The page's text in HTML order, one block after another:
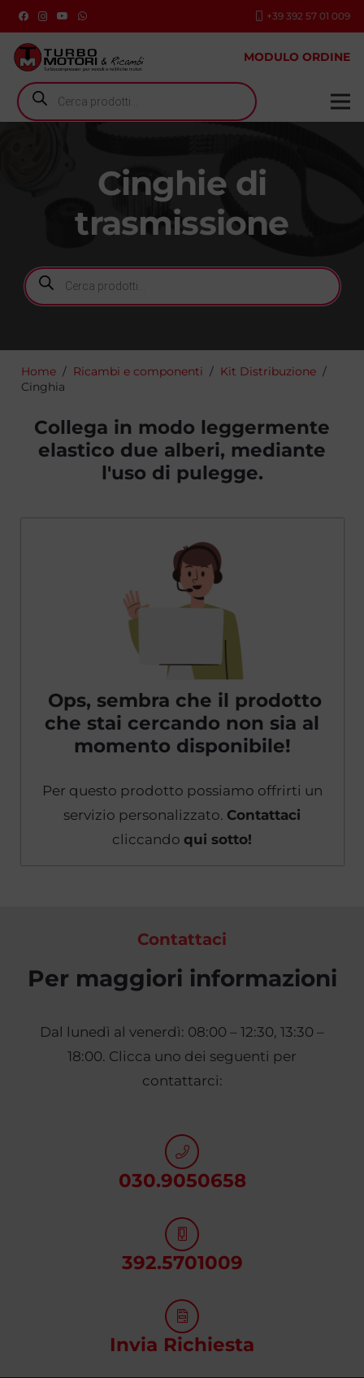
+39 392 57 01 009
MODULO ORDINE
Ricerca
prodotti
Cinghie di
trasmissione
Ricerca
prodotti
Home / Ricambi e componenti / Kit Distribuzione /
Cinghia
Collega in modo leggermente
elastico due alberi, mediante
l'uso di pulegge.
Ops, sembra che il prodotto
che stai cercando non sia al
momento disponibile!
Per questo prodotto possiamo offrirti un
servizio personalizzato. Contattaci
cliccando qui sotto!
Contattaci
Per maggiori informazioni
Dal lunedì al venerdì: 08:00 – 12:30, 13:30 –
18:00. Clicca uno dei seguenti per
contattarci:
030.9050658
392.5701009
Invia Richiesta